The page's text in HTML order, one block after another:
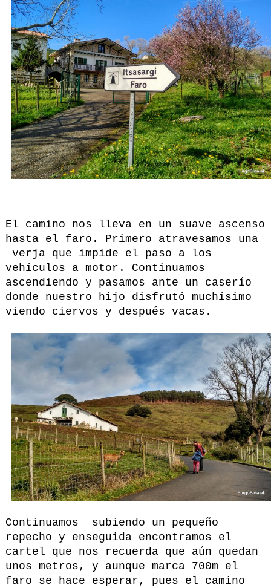
El camino nos lleva en un suave ascenso
hasta el faro. Primero atravesamos una
verja que impide el paso a los
vehículos a motor. Continuamos
ascendiendo y pasamos ante un caserío
donde nuestro hijo disfrutó muchísimo
viendo ciervos y después vacas.
Continuamos subiendo un pequeño
repecho y enseguida encontramos el
cartel que nos recuerda que aún quedan
unos metros, y aunque marca 700m el
faro se hace esperar, pues el camino